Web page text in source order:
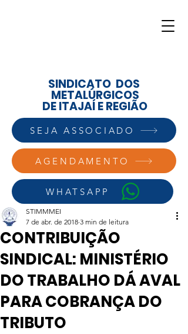
AGENDAMENTO
WHATSAPP
SINDICATO DOS
METALÚRGICOS
DE ITAJAÍ E REGIÃO
SEJA ASSOCIADO
CONTRIBUIÇÃO
SINDICAL: MINISTÉRIO
DO TRABALHO DÁ AVAL
PARA COBRANÇA DO
TRIBUTO
STIMMMEI
7 de abr. de 2018 3 min de leitura